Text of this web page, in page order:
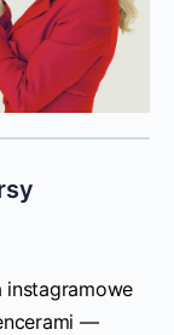
instagramowe
—